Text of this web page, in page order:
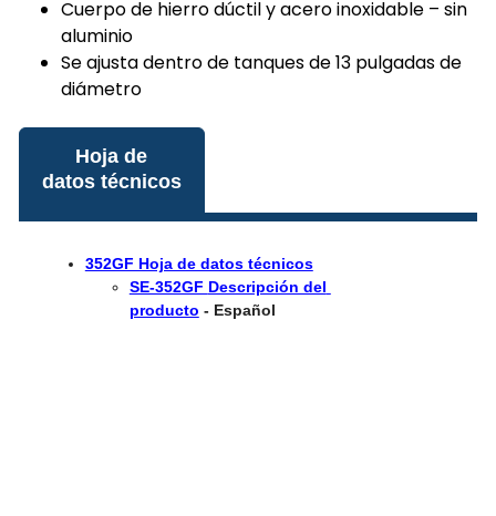
Cuerpo de hierro dúctil y acero inoxidable – sin
aluminio
Se ajusta dentro de tanques de 13 pulgadas de
diámetro
Hoja de
datos técnicos
352GF Hoja de datos técnicos
SE-352GF Descripción del
producto - Español